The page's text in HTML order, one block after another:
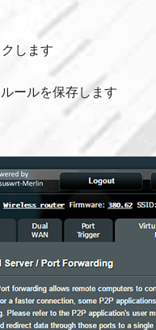
します
ールを保存します